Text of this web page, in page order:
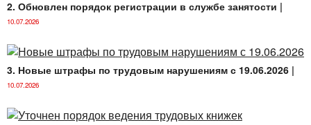
2. Обновлен порядок регистрации в службе занятости |
10.07.2026
3. Новые штрафы по трудовым нарушениям с 19.06.2026 |
10.07.2026